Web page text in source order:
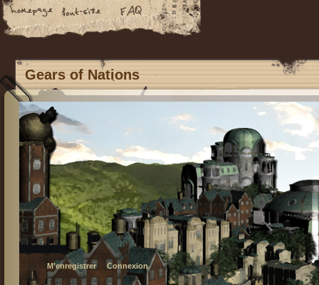
Gears of Nations
M’enregistrer Connexion